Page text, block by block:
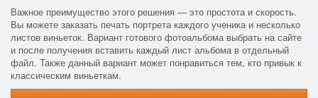
Важное преимущество этого решения — это простота и скорость.
Вы можете заказать печать портрета каждого ученика и несколько
листов виньеток. Вариант готового фотоальбома выбрать на сайте
и после получения вставить каждый лист альбома в отдельный
файл. Также данный вариант может понравиться тем, кто привык к
классическим виньеткам.